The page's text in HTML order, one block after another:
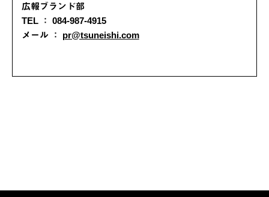
広報ブランド部
TEL ： 084-987-4915
メール ： pr@tsuneishi.com